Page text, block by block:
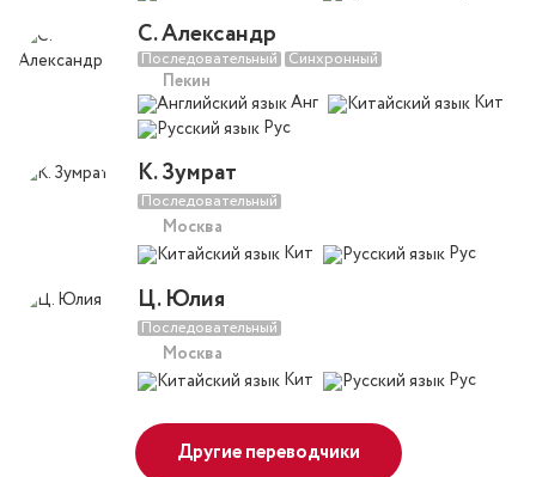
С. Александр
Последовательный Синхронный
Пекин
Анг
Кит
Рус
К. Зумрат
Последовательный
Москва
Кит Рус
Ц. Юлия
Последовательный
Москва
Кит Рус
Другие переводчики